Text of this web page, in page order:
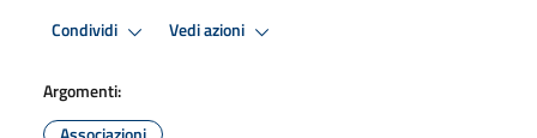
Condividi Vedi azioni
Argomenti: